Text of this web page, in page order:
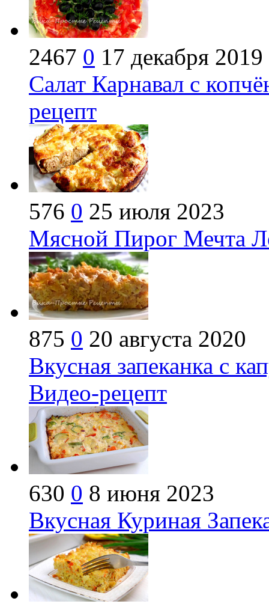
2467 0 17 декабря 2019
Салат Карнавал с
рецепт
576 0 25 июля 2023
Мясной Пирог Мечта
875 0 20 августа 2020
Вкусная запеканка с
Видео-рецепт
630 0 8 июня 2023
Вкусная Куриная